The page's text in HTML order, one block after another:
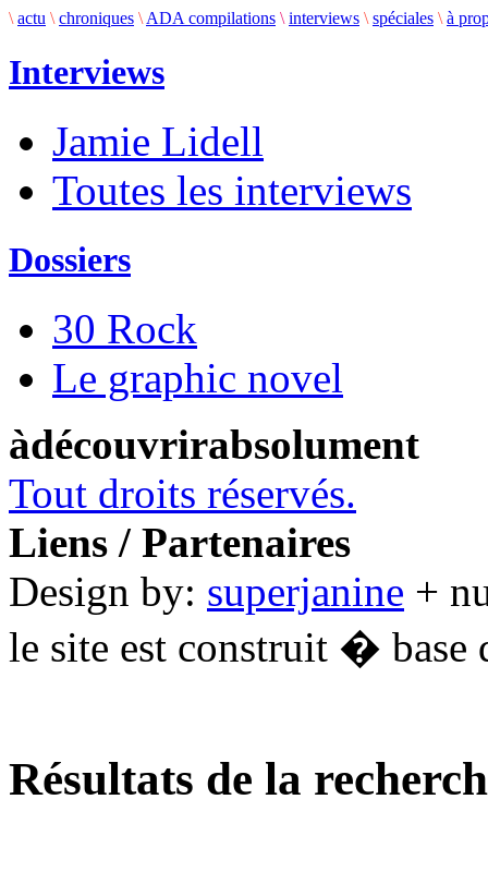
\ actu \ chroniques \ ADA compilations \ interviews \ spéciales \ à
Interviews
Jamie Lidell
Toutes les interviews
Dossiers
30 Rock
Le graphic novel
àdécouvrirabsolument
Tout droits réservés.
Liens / Partenaires
Design by: superjanine +
le site est construit � base
Résultats de la